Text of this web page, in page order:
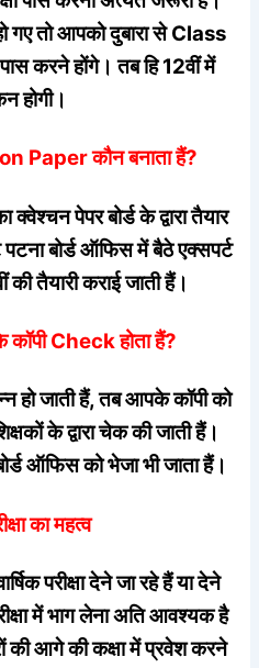
गए तो आपको दुबारा से Class
पास करने होंगे। तब हि 12वीं में
होगी।
Paper कौन बनाता हैं?
क्वेश्चन पेपर बोर्ड के द्वारा तैयार
बोर्ड ऑफिस में बैठे एक्सपर्ट
की तैयारी कराई जाती हैं।
के कॉपी Check होता हैं?
हो जाती हैं, तब आपके कॉपी को
के द्वारा चेक की जाती हैं।
ऑफिस को भेजा भी जाता हैं।
का महत्व
परीक्षा देने जा रहे हैं या देने
में भाग लेना अति आवश्यक है
की आगे की कक्षा में प्रवेश करने